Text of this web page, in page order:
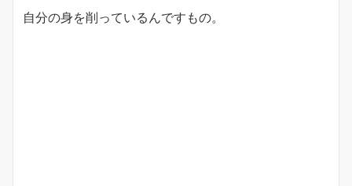
自分の身を削っているんですもの。